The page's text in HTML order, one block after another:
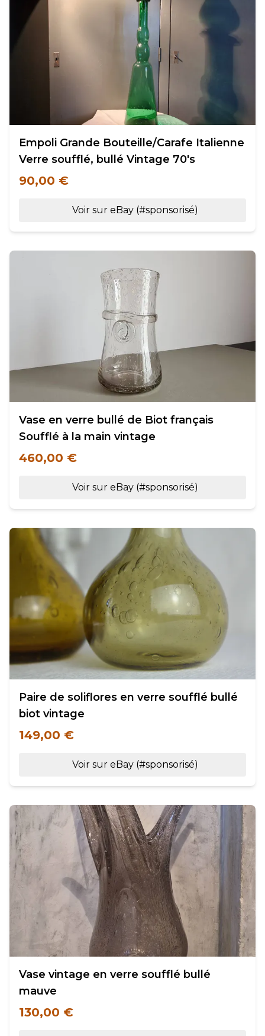
Empoli Grande Bouteille/Carafe Italienne
Verre soufflé, bullé Vintage 70's
90,00 €
Voir sur eBay (#sponsorisé)
Vase en verre bullé de Biot français
Soufflé à la main vintage
460,00 €
Voir sur eBay (#sponsorisé)
Paire de soliflores en verre soufflé bullé
biot vintage
149,00 €
Voir sur eBay (#sponsorisé)
Vase vintage en verre soufflé bullé
mauve
130,00 €